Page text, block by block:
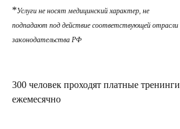
*Услуги не носят медицинский характер, не
подпадают под действие соответствующей отрасли
законодательства РФ
300 человек проходят платные тренинги
ежемесячно